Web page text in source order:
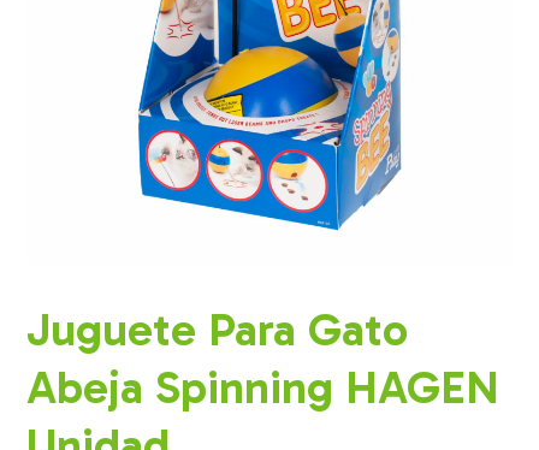
Juguete Para Gato
Abeja Spinning HAGEN